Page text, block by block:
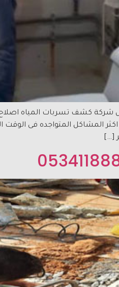
تسربات معمار البيت 0534118887 افضل
المشاكل المتواجده فى
[…]